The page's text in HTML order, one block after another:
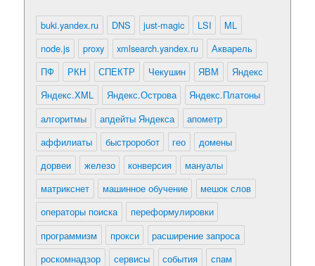
buki.yandex.ru DNS just-magic LSI
ML
node.js
proxy xmlsearch.yandex.ru
Акварель
ПФ
РКН СПЕКТР Чекушин ЯВМ
Яндекс
Яндекс.XML
Яндекс.Острова
Яндекс.Платоны
алгоритмы
апдейты Яндекса
апометр
аффилиаты
быстроробот гео
домены
дорвеи
железо конверсия
мануалы
матрикснет
машинное обучение
мешок слов
операторы поиска
переформулировки
программизм
прокси
расширение запроса
роскомнадзор
сервисы события
спам